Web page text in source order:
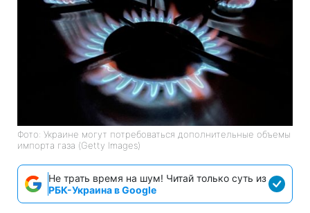
Фото: Украине могут потребоваться дополнительные объемы
импорта газа (Getty Images)
Не трать время на шум! Читай только суть из
РБК-Украина в Google